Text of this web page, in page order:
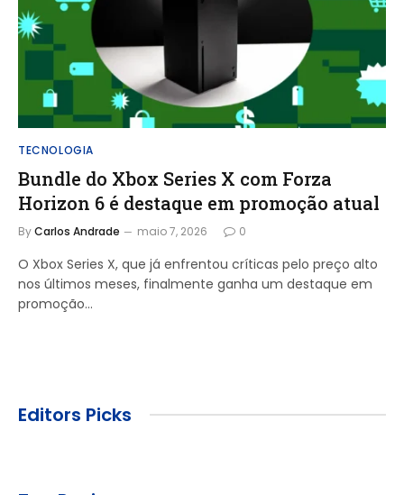
TECNOLOGIA
Bundle do Xbox Series X com Forza
Horizon 6 é destaque em promoção atual
ByCarlos Andrade maio 7, 2026 0
O Xbox Series X, que já enfrentou críticas pelo preço alto
nos últimos meses, finalmente ganha um destaque em
promoção…
Editors Picks